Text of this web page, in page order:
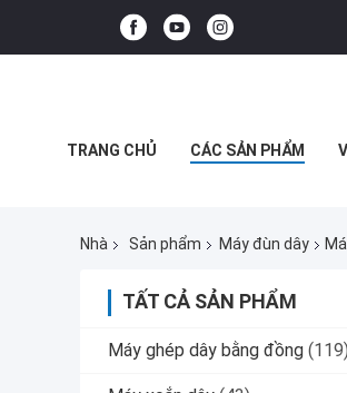
TRANG CHỦ CÁC SẢN PHẨM
Nhà Sản phẩm Máy đùn dây
TẤT CẢ SẢN PHẨM
Máy ghép dây bằng đồng (119)